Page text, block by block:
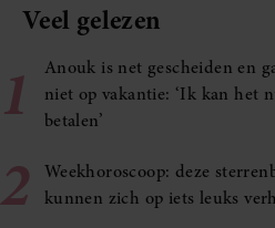
Veel gelezen
1
Anouk is net gescheiden en
niet op vakantie: ‘Ik kan het
betalen’
2
Weekhoroscoop: deze
kunnen zich op iets leuks